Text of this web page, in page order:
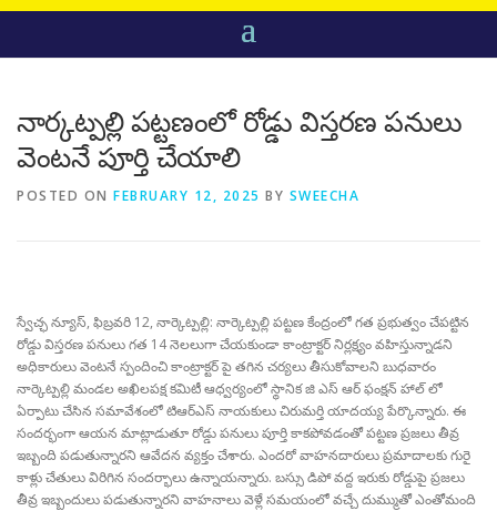
నార్కట్పల్లి పట్టణంలో రోడ్డు విస్తరణ పనులు
వెంటనే పూర్తి చేయాలి
POSTED ON FEBRUARY 12, 2025 BY SWEECHA
స్వేచ్ఛ న్యూస్, ఫిబ్రవరి 12, నార్కెట్పల్లి: నార్కెట్పల్లి పట్టణ కేంద్రంలో గత ప్రభుత్వం చేపట్టిన
రోడ్డు విస్తరణ పనులు గత 14 నెలలుగా చేయకుండా కాంట్రాక్టర్ నిర్లక్ష్యం వహిస్తున్నాడని
అధికారులు వెంటనే స్పందించి కాంట్రాక్టర్ పై తగిన చర్యలు తీసుకోవాలని బుధవారం
నార్కెట్పల్లి మండల అఖిలపక్ష కమిటీ ఆధ్వర్యంలో స్థానిక జి ఎస్ ఆర్ ఫంక్షన్ హాల్ లో
ఏర్పాటు చేసిన సమావేశంలో టిఆర్ఎస్ నాయకులు చిరుమర్తి యాదయ్య పేర్కొన్నారు. ఈ
సందర్భంగా ఆయన మాట్లాడుతూ రోడ్డు పనులు పూర్తి కాకపోవడంతో పట్టణ ప్రజలు తీవ్ర
ఇబ్బంది పడుతున్నారని ఆవేదన వ్యక్తం చేశారు. ఎందరో వాహనదారులు ప్రమాదాలకు గురై
కాళ్లు చేతులు విరిగిన సందర్భాలు ఉన్నాయన్నారు. బస్సు డిపో వద్ద ఇరుకు రోడ్డుపై ప్రజలు
తీవ్ర ఇబ్బందులు పడుతున్నారని వాహనాలు వెళ్లే సమయంలో వచ్చే దుమ్ముతో ఎంతోమంది